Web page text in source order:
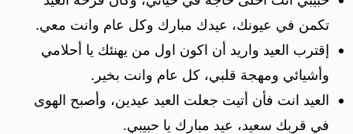
تكمن في عيونك، عيدك مبارك وكل عام وانت معي.
إقترب العيد واريد أن اكون اول من يهنئك يا أحلامي
وأشيائي ومهجة قلبي، كل عام وانت بخير.
العيد انت فأن أتيت جعلت العيد عيدين، وأصبح الهوى
في قربك سعيد، عيد مبارك يا حبيبي.